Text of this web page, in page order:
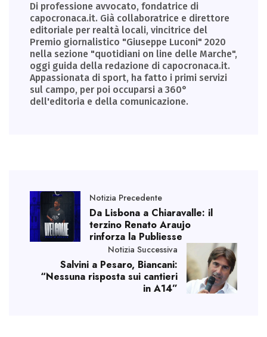
Di professione avvocato, fondatrice di
capocronaca.it. Già collaboratrice e direttore
editoriale per realtà locali, vincitrice del
Premio giornalistico "Giuseppe Luconi" 2020
nella sezione "quotidiani on line delle Marche",
oggi guida della redazione di capocronaca.it.
Appassionata di sport, ha fatto i primi servizi
sul campo, per poi occuparsi a 360°
dell'editoria e della comunicazione.
Notizia Precedente
Da Lisbona a Chiaravalle: il
terzino Renato Araujo
rinforza la Publiesse
Notizia Successiva
Salvini a Pesaro, Biancani:
“Nessuna risposta sui cantieri
in A14”